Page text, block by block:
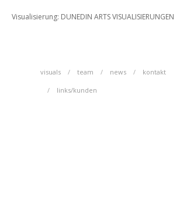
Visualisierung: DUNEDIN ARTS VISUALISIERUNGEN
visuals team news kontakt
links/kunden